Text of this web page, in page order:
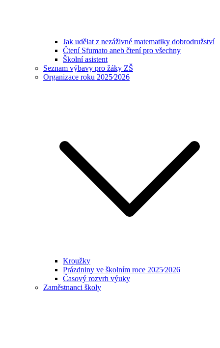
Jak udělat z nezáživné matematiky dobrodružství
Čtení Sfumato aneb čtení pro všechny
Školní asistent
Seznam výbavy pro žáky ZŠ
Organizace roku 2025⁄2026
Kroužky
Prázdniny ve školním roce 2025⁄2026
Časový rozvrh výuky
Zaměstnanci školy